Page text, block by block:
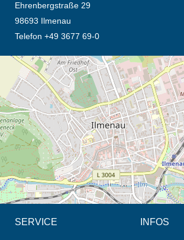
Ehrenbergstraße 29
98693 Ilmenau
Telefon +49 3677 69-0
Öffnet die Anfahrtsbeschreibung in neuem Tab
SERVICE INFOS